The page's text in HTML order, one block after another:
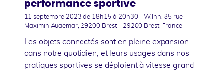
performance sportive
11 septembre 2023 de 18h15 à 20h30 - W.Inn, 85 rue
Maximin Audemar, 29200 Brest - 29200 Brest, France
Les objets connectés sont en pleine expansion
dans notre quotidien, et leurs usages dans nos
pratiques sportives se déploient à vitesse grand